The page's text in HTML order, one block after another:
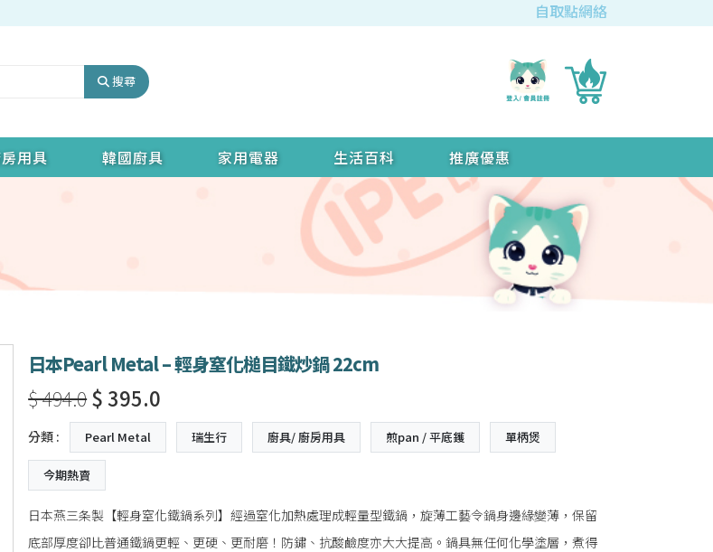
自取點網絡
搜尋
用具 韓國廚具 家用電器 生活百科 推廣優惠
日本Pearl Metal – 輕身窒化槌目鐵炒鍋 22cm
$ 494.0$ 395.0
分類 : Pearl Metal 瑞生行 廚具/ 廚房用具 煎pan / 平底鑊 單柄煲
今期熱賣
日本燕三条製【輕身窒化鐵鍋系列】經過窒化加熱處理成輕量型鐵鍋，旋薄工藝令鍋身邊緣變薄，保留
底部厚度卻比普通鐵鍋更輕、更硬、更耐磨！防鏽、抗酸鹼度亦大大提高。鍋具無任何化學塗層，煮得